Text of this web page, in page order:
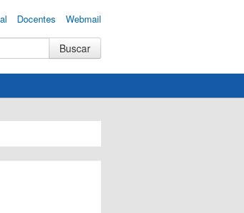
Docentes Webmail